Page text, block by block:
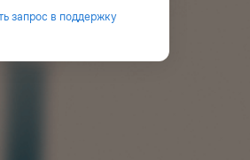
запрос в поддержку